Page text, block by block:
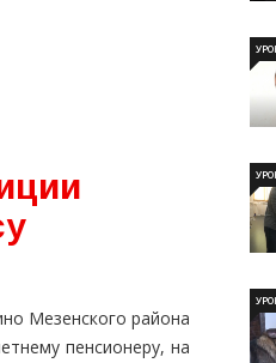
Мезенского района
пенсионеру, на